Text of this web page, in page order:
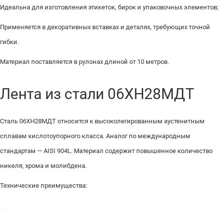
Идеальна для изготовления этикеток, бирок и упаковочных элементов;
Применяется в декоративных вставках и деталях, требующих точной
гибки.
Материал поставляется в рулонах длиной от 10 метров.
Лента из стали 06ХН28МДТ
Сталь 06ХН28МДТ относится к высоколегированным аустенитным
сплавам кислотоупорного класса. Аналог по международным
стандартам — AISI 904L. Материал содержит повышенное количество
никеля, хрома и молибдена.
Технические преимущества: